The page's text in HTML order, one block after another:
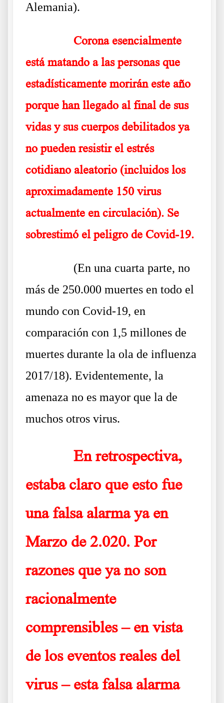
Alemania).
Corona esencialmente
está matando a las personas que
estadísticamente morirán este año
porque han llegado al final de sus
vidas y sus cuerpos debilitados ya
no pueden resistir el estrés
cotidiano aleatorio (incluidos los
aproximadamente 150 virus
actualmente en circulación). Se
sobrestimó el peligro de Covid-19.
(En una cuarta parte, no
más de 250.000 muertes en todo el
mundo con Covid-19, en
comparación con 1,5 millones de
muertes durante la ola de influenza
2017/18). Evidentemente, la
amenaza no es mayor que la de
muchos otros virus.
En retrospectiva,
estaba claro que esto fue
una falsa alarma ya en
Marzo de 2.020. Por
razones que ya no son
racionalmente
comprensibles – en vista
de los eventos reales del
virus – esta falsa alarma